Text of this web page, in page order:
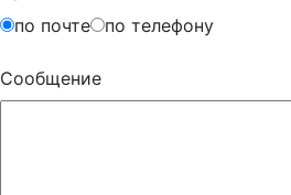
по почте
по телефону
Сообщение